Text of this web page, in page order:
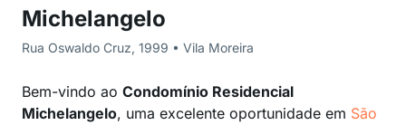
Michelangelo
Rua Oswaldo Cruz, 1999 • Vila Moreira
Bem-vindo ao Condomínio Residencial
Michelangelo, uma excelente oportunidade em São